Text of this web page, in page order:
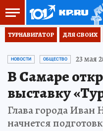
ТУРНАВИГАТОР ДЛЯ СВОИХ
НОВОСТИ ОБЩЕСТВО 23 мая
В Самаре
выставку
Глава города Иван
начнется